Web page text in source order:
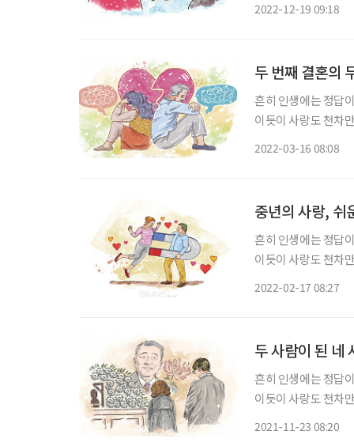
2022-12-19 09:18
두 번째 결혼의
흔히 인생에는 정답
이듯이 사랑도 천차
2022-03-16 08:08
중년의 사랑, 쉬
흔히 인생에는 정답
이듯이 사랑도 천차
2022-02-17 08:27
두 사람이 된 네
흔히 인생에는 정답
이듯이 사랑도 천차
2021-11-23 08:20